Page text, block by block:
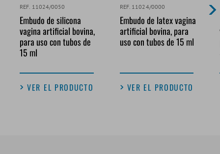
REF. 11024/0050
Embudo de silicona
vagina artificial bovina,
para uso con tubos de
15 ml
VER EL PRODUCTO
REF. 11024/0000
Embudo de latex vagina
artificial bovina, para
uso con tubos de 15 ml
VER EL PRODUCTO